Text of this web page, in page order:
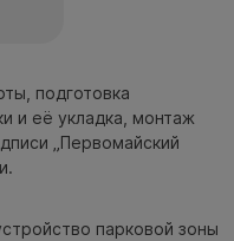
подготовка
и её укладка, монтаж
„Первомайский
парковой зоны